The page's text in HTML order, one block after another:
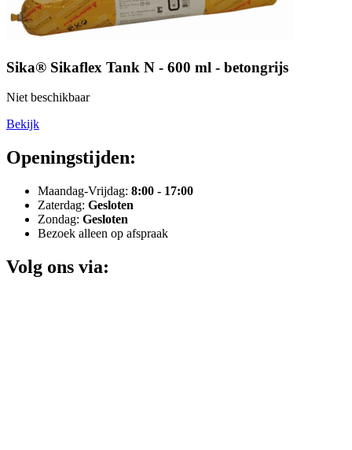
Sika® Sikaflex Tank N - 600 ml - betongrijs
Niet beschikbaar
Bekijk
Openingstijden:
Maandag-Vrijdag: 8:00 - 17:00
Zaterdag: Gesloten
Zondag: Gesloten
Bezoek alleen op afspraak
Volg ons via: